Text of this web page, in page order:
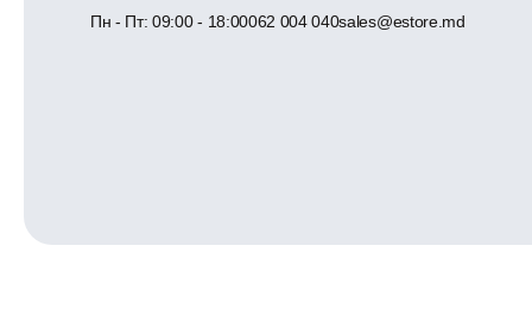
Пн - Пт: 09:00 - 18:00062 004 040sales@estore.md